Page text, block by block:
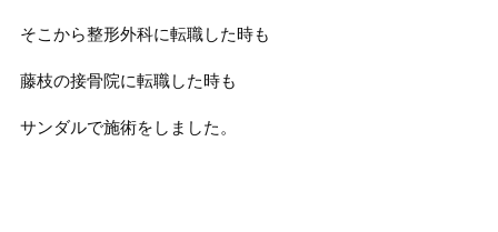
そこから整形外科に転職した時も
藤枝の接骨院に転職した時も
サンダルで施術をしました。